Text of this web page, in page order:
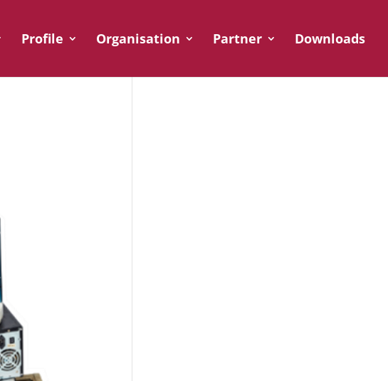
Profile Organisation Partner Downloads